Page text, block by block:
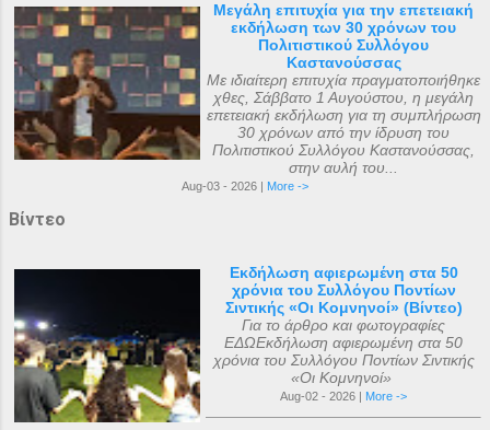
Μεγάλη επιτυχία για την επετειακή
εκδήλωση των 30 χρόνων του
Πολιτιστικού Συλλόγου
Καστανούσσας
Με ιδιαίτερη επιτυχία πραγματοποιήθηκε
χθες, Σάββατο 1 Αυγούστου, η μεγάλη
επετειακή εκδήλωση για τη συμπλήρωση
30 χρόνων από την ίδρυση του
Πολιτιστικού Συλλόγου Καστανούσσας,
στην αυλή του...
Aug-03 - 2026 | More ->
Βίντεο
Εκδήλωση αφιερωμένη στα 50
χρόνια του Συλλόγου Ποντίων
Σιντικής «Οι Κομνηνοί» (Βίντεο)
Για το άρθρο και φωτογραφίες
ΕΔΩΕκδήλωση αφιερωμένη στα 50
χρόνια του Συλλόγου Ποντίων Σιντικής
«Οι Κομνηνοί»
Aug-02 - 2026 | More ->